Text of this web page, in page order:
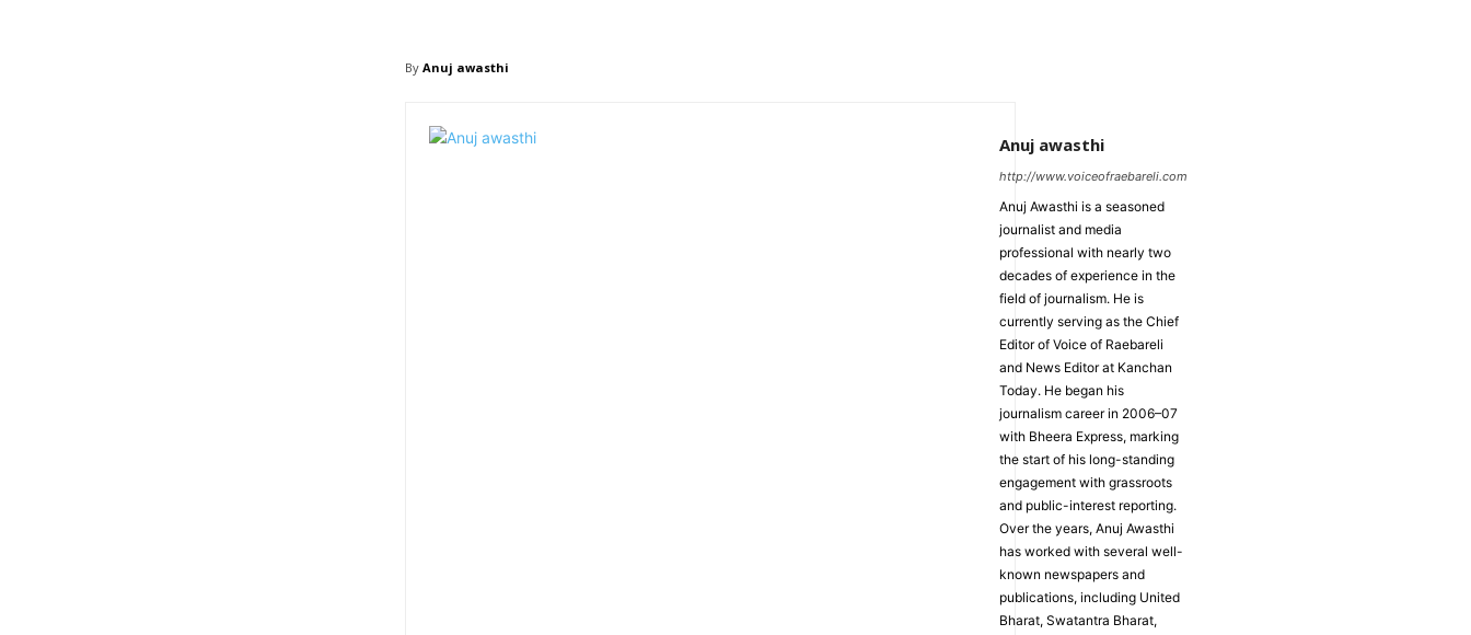
By Anuj awasthi
Anuj awasthi
http://www.voiceofraebareli.com
Anuj Awasthi is a seasoned
journalist and media
professional with nearly two
decades of experience in the
field of journalism. He is
currently serving as the Chief
Editor of Voice of Raebareli
and News Editor at Kanchan
Today. He began his
journalism career in 2006–07
with Bheera Express, marking
the start of his long-standing
engagement with grassroots
and public-interest reporting.
Over the years, Anuj Awasthi
has worked with several well-
known newspapers and
publications, including United
Bharat, Swatantra Bharat,